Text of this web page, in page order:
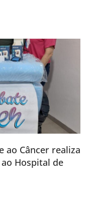
ao Câncer realiza
Hospital de